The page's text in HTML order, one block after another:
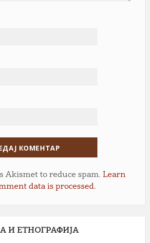
Akismet to reduce spam. Learn
data is processed.
И ЕТНОГРАФИЈА